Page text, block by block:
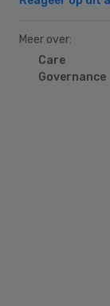
Meer over:
Care
Governance